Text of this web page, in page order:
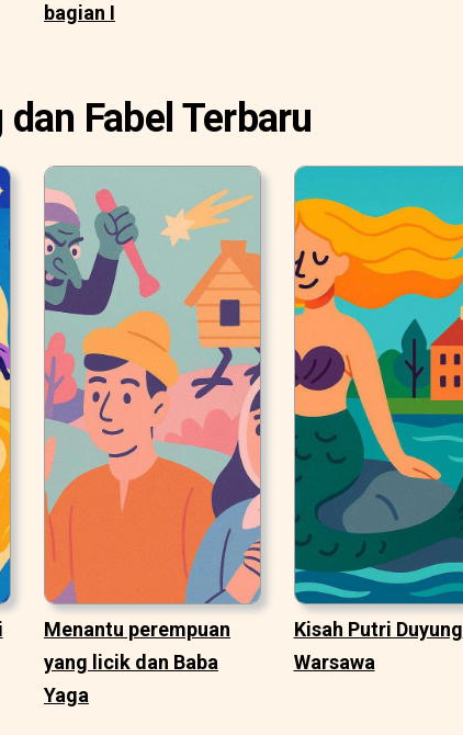
bagian I
Fabel Terbaru
Menantu perempuan
yang licik dan Baba
Yaga
Kisah Putri Duyung
Warsawa